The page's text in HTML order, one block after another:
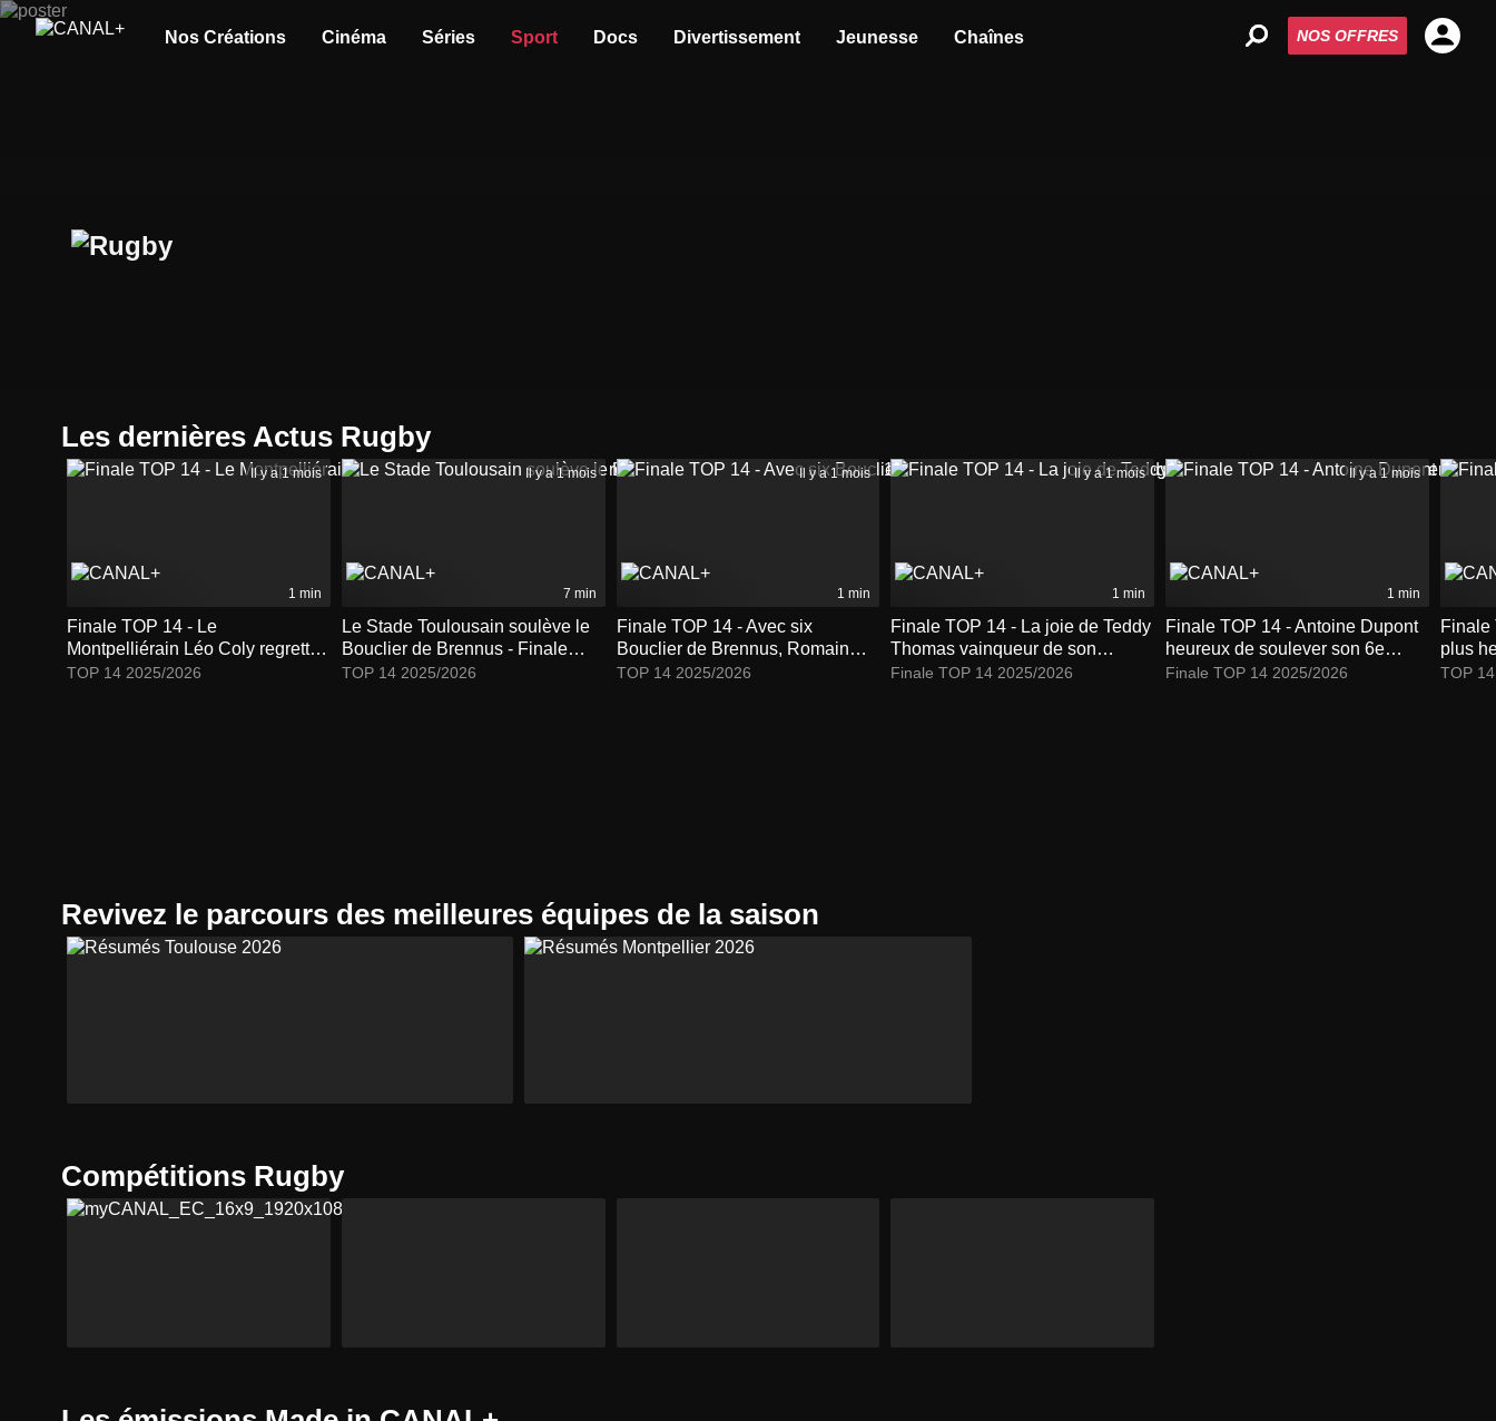
Nos Créations Cinéma Séries Sport Docs Divertissement Jeunesse Chaînes NOS OFFRES
Les dernières Actus Rugby
Il y a 1 mois
1 min
Finale TOP 14 - Le
Montpelliérain Léo Coly regrette
le manque de réalisme de son
TOP 14 2025/2026
Il y a 1 mois
7 min
Le Stade Toulousain soulève le
Bouclier de Brennus - Finale
TOP 14
TOP 14 2025/2026
Il y a 1 mois
1 min
Finale TOP 14 - Avec six
Bouclier de Brennus, Romain
Ntamack égale son père
TOP 14 2025/2026
Il y a 1 mois
1 min
Finale TOP 14 - La joie de Teddy
Thomas vainqueur de son
premier Bouclier de Brennus
Finale TOP 14 2025/2026
Il y a 1 mois
1 min
Finale TOP 14 - Antoine Dupont
heureux de soulever son 6e
Bouclier
Finale TOP 14 2025/2026
Finale
plus
TOP
Revivez le parcours des meilleures équipes de la saison
Compétitions Rugby